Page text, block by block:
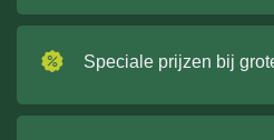
Speciale prijzen bij